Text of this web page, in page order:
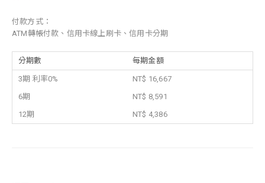
付款方式：
ATM轉帳付款、信用卡線上刷卡、信用卡分期
分期數 每期金額
3期 利率0%
NT$ 16,667
6期
NT$ 8,591
12期
NT$ 4,386